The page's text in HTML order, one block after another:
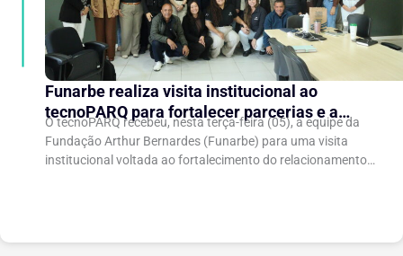
Funarbe realiza visita institucional ao
tecnoPARQ para fortalecer parcerias e a
gestão da inovação
O tecnoPARQ recebeu, nesta terça-feira (05), a equipe da
Fundação Arthur Bernardes (Funarbe) para uma visita
institucional voltada ao fortalecimento do relacionamento